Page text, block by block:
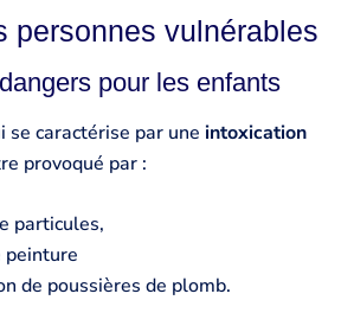
personnes vulnérables
pour les enfants
se caractérise par une intoxication
provoqué par :
particules,
peinture
de poussières de plomb.